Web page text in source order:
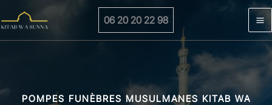
au
contenu
06 20 20 22 98
POMPES FUNÈBRES MUSULMANES KITAB WA